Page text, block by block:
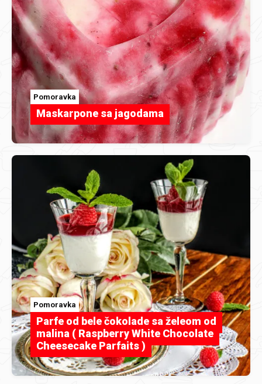
Pomoravka
Maskarpone sa jagodama
Pomoravka
Parfe od bele čokolade sa želeom od
malina ( Raspberry White Chocolate
Cheesecake Parfaits )